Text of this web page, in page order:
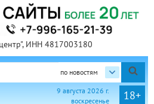
ИНН 4817003180
по новостям
18+
9 августа 2026 г.
воскресенье